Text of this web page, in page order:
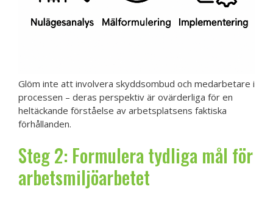
Glöm inte att involvera skyddsombud och medarbetare i
processen – deras perspektiv är ovärderliga för en
heltäckande förståelse av arbetsplatsens faktiska
förhållanden.
Steg 2: Formulera tydliga mål för
arbetsmiljöarbetet